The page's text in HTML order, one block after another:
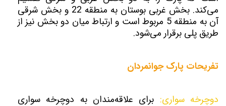
می‌کند. بخش غربی بوستان به منطقه 22 و بخش شرقی
آن به منطقه 5 مربوط است و ارتباط میان دو بخش نیز از
طریق پلی برقرار می‌شود.
تفریحات پارک جوانمردان
دوچرخه سواری: برای علاقه‌مندان به دوچرخه ‌سواری